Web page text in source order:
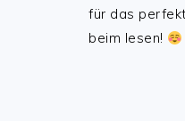
für das
beim lesen!